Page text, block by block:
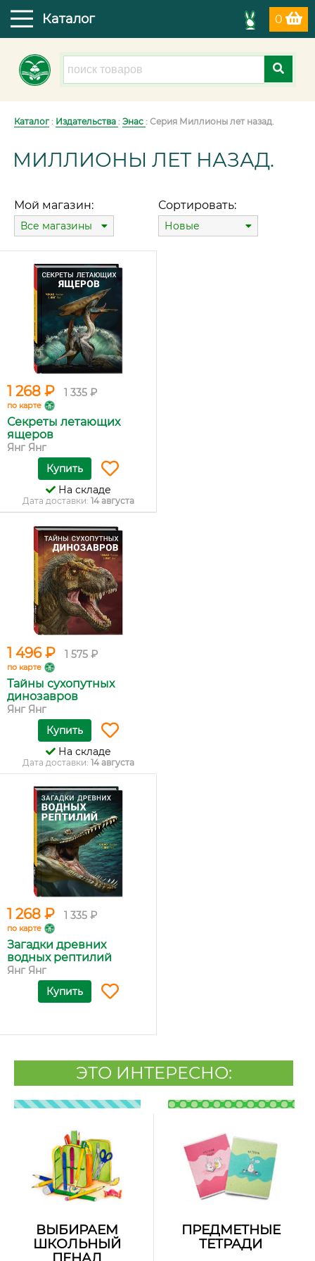
0
Каталог
Каталог: Издательства : Энас : Серия Миллионы лет назад.
МИЛЛИОНЫ ЛЕТ НАЗАД.
Мой магазин:
Все магазины
Сортировать:
Новые
1 268 ₽ 1 335 ₽
по карте
Секреты летающих
ящеров
Янг Янг
Купить
На складе
Дата доставки: 14 августа
1 496 ₽ 1 575 ₽
по карте
Тайны сухопутных
динозавров
Янг Янг
Купить
На складе
Дата доставки: 14 августа
1 268 ₽ 1 335 ₽
по карте
Загадки древних
водных рептилий
Янг Янг
Купить
ЭТО ИНТЕРЕСНО:
ВЫБИРАЕМ
ШКОЛЬНЫЙ
ПРЕДМЕТНЫЕ
ТЕТРАДИ